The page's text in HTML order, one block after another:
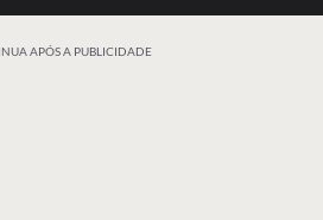
APÓS A PUBLICIDADE